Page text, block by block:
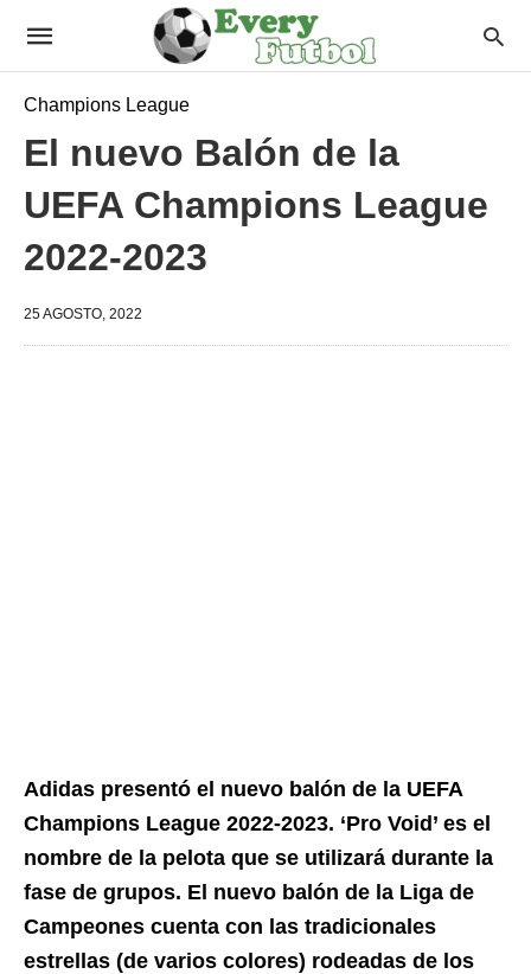
Champions League
El nuevo Balón de la
UEFA Champions League
2022-2023
25 AGOSTO, 2022
Adidas presentó el nuevo balón de la UEFA
Champions League 2022-2023. ‘Pro Void’ es el
nombre de la pelota que se utilizará durante la
fase de grupos. El nuevo balón de la Liga de
Campeones cuenta con las tradicionales
estrellas (de varios colores) rodeadas de los